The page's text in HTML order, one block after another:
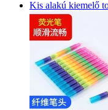
Kis alakú kiemelő